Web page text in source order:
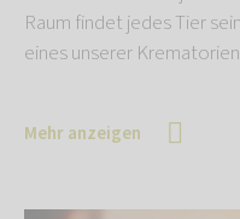
Raum findet jedes Tier
eines unserer
Mehr anzeigen